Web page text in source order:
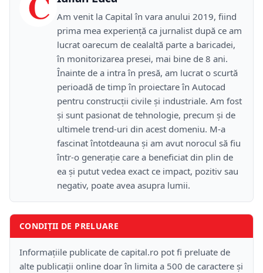
Am venit la Capital în vara anului 2019, fiind
prima mea experiență ca jurnalist după ce am
lucrat oarecum de cealaltă parte a baricadei,
în monitorizarea presei, mai bine de 8 ani.
Înainte de a intra în presă, am lucrat o scurtă
perioadă de timp în proiectare în Autocad
pentru construcții civile și industriale. Am fost
și sunt pasionat de tehnologie, precum și de
ultimele trend-uri din acest domeniu. M-a
fascinat întotdeauna și am avut norocul să fiu
într-o generație care a beneficiat din plin de
ea și putut vedea exact ce impact, pozitiv sau
negativ, poate avea asupra lumii.
CONDIȚII DE PRELUARE
Informațiile publicate de capital.ro pot fi preluate de
alte publicații online doar în limita a 500 de caractere și